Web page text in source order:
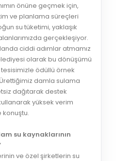
önüne geçmek için,
ve planlama süreçleri
su tüketimi, yaklaşık
gerçekleşiyor.
ciddi adımlar atmamız
olarak bu dönüşümü
ödüllü örnek
damla sulama
dağıtarak destek
yüksek verim
konuştu.
su kaynaklarının
ve özel şirketlerin su